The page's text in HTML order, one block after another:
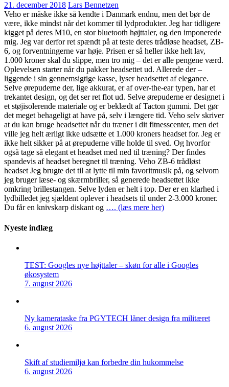
21. december 2018 Lars Bennetzen
Veho er måske ikke så kendte i Danmark endnu, men det bør de
være, ikke mindst når det kommer til lydprodukter. Jeg har tidligere
kigget på deres M10, en stor bluetooth højttaler, og den imponerede
mig. Jeg var derfor ret spændt på at teste deres trådløse headset, ZB-
6, og forventningerne var høje. Prisen er så heller ikke helt lav,
1.000 kroner skal du slippe, men tro mig – det er alle pengene værd.
Oplevelsen starter når du pakker headsettet ud. Allerede der –
liggende i sin gennemsigtige kasse, lyser headsettet af elegance.
Selve ørepuderne der, lige akkurat, er af over-the-ear typen, har et
trekantet design, og det ser ret flot ud. Selve ørepuderne er designet i
et støjisolerende materiale og er beklædt af Tacton gummi. Det gør
det meget behageligt at have på, selv i længere tid. Veho selv skriver
at du kan bruge headsettet når du træner i dit fitnesscenter, men det
ville jeg helt ærligt ikke udsætte et 1.000 kroners headset for. Jeg er
ikke helt sikker på at ørepuderne ville holde til sved. Og hvorfor
også tage så elegant et headset med ned til træning? Der findes
spandevis af headset beregnet til træning. Veho ZB-6 trådløst
headset Jeg brugte det til at lytte til min favoritmusik på, og selvom
jeg bruger læse- og skærmbriller, så generede headsettet ikke
omkring brillestangen. Selve lyden er helt i top. Der er en klarhed i
lydbilledet jeg sjældent oplever i headsets til under 2-3.000 kroner.
Du får en knivskarp diskant og …. (læs mere her)
Nyeste indlæg
TEST: Googles nye højttaler – skøn for alle i Googles
økosystem
7. august 2026
Ny kamerataske fra PGYTECH låner design fra militæret
6. august 2026
Skift af studiemiljø kan forbedre din hukommelse
6. august 2026